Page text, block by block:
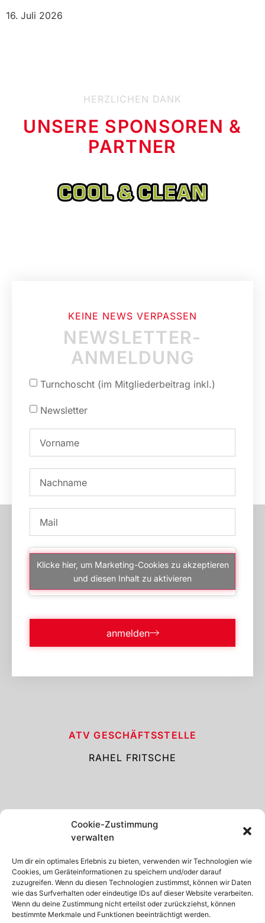
Cookie-Zustimmung
verwalten
Um dir ein optimales Erlebnis zu bieten, verwenden wir Technologien wie
Cookies, um Geräteinformationen zu speichern und/oder darauf
zuzugreifen. Wenn du diesen Technologien zustimmst, können wir Daten
wie das Surfverhalten oder eindeutige IDs auf dieser Website verarbeiten.
Wenn du deine Zustimmung nicht erteilst oder zurückziehst, können
bestimmte Merkmale und Funktionen beeinträchtigt werden.
16. Juli 2026
HERZLICHEN DANK
UNSERE SPONSOREN &
PARTNER
KEINE NEWS VERPASSEN
NEWSLETTER-
ANMELDUNG
Turnchoscht (im Mitgliederbeitrag inkl.)
Newsletter
Klicke hier, um Marketing-Cookies zu akzeptieren
und diesen Inhalt zu aktivieren
anmelden
ATV GESCHÄFTS­STELLE
RAHEL FRITSCHE
KONTAKT
INFO@APP-TV.CH